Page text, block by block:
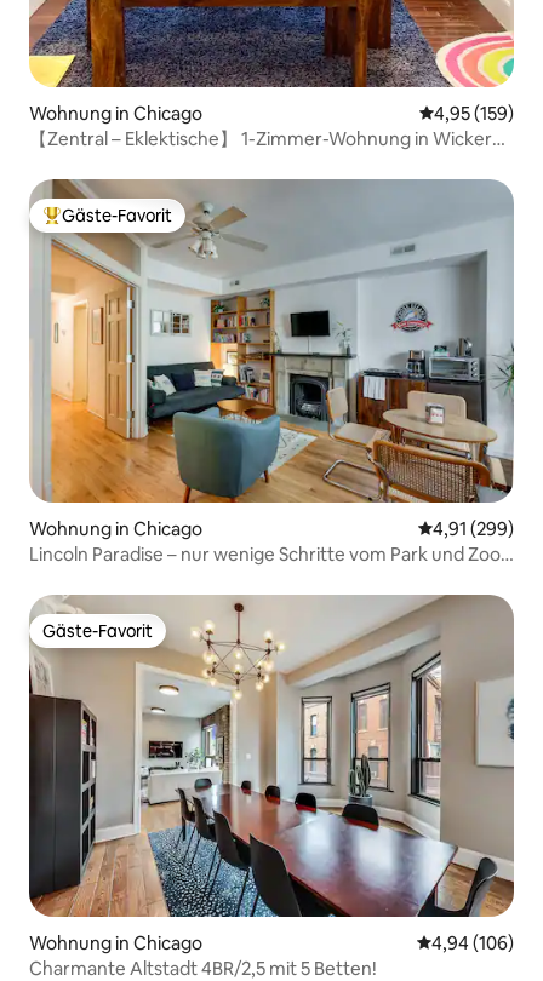
Wohnung in Chicago
4,95 (159)
【Zentral – Eklektische】 1-Zimmer-Wohnung in Wicker
Beliebter Gäste-Favorit.
Gäste-Favorit
Wohnung in Chicago
4,91 (299)
Lincoln Paradise – nur wenige Schritte vom Park und Zoo
Gäste-Favorit
Gäste-Favorit
Wohnung in Chicago
4,94 (106)
Charmante Altstadt 4BR/2,5 mit 5 Betten!